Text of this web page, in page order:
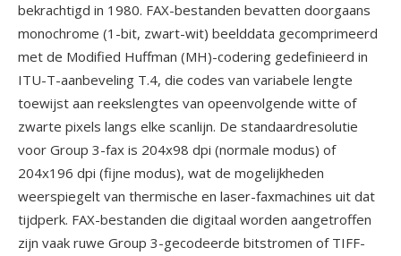
bekrachtigd in 1980. FAX-bestanden bevatten doorgaans
monochrome (1-bit, zwart-wit) beelddata gecomprimeerd
met de Modified Huffman (MH)-codering gedefinieerd in
ITU-T-aanbeveling T.4, die codes van variabele lengte
toewijst aan reekslengtes van opeenvolgende witte of
zwarte pixels langs elke scanlijn. De standaardresolutie
voor Group 3-fax is 204x98 dpi (normale modus) of
204x196 dpi (fijne modus), wat de mogelijkheden
weerspiegelt van thermische en laser-faxmachines uit dat
tijdperk. FAX-bestanden die digitaal worden aangetroffen
zijn vaak ruwe Group 3-gecodeerde bitstromen of TIFF-